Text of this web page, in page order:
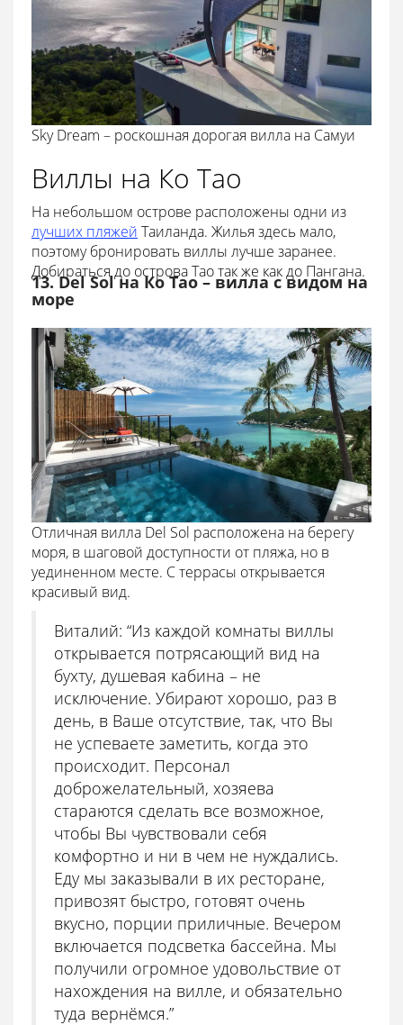
Sky Dream – роскошная дорогая вилла на Самуи
Виллы на Ко Тао
На небольшом острове расположены одни из
лучших пляжей Таиланда. Жилья здесь мало,
поэтому бронировать виллы лучше заранее.
Добираться до острова Тао так же как до Пангана.
13. Del Sol на Ко Тао – вилла с видом на
море
Отличная вилла Del Sol расположена на берегу
моря, в шаговой доступности от пляжа, но в
уединенном месте. С террасы открывается
красивый вид.
Виталий: “Из каждой комнаты виллы
открывается потрясающий вид на
бухту, душевая кабина – не
исключение. Убирают хорошо, раз в
день, в Ваше отсутствие, так, что Вы
не успеваете заметить, когда это
происходит. Персонал
доброжелательный, хозяева
стараются сделать все возможное,
чтобы Вы чувствовали себя
комфортно и ни в чем не нуждались.
Еду мы заказывали в их ресторане,
привозят быстро, готовят очень
вкусно, порции приличные. Вечером
включается подсветка бассейна. Мы
получили огромное удовольствие от
нахождения на вилле, и обязательно
туда вернёмся.”